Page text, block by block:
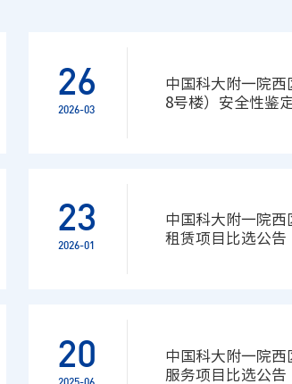
26
2026-03
中国科大附一院
8号楼）安全性鉴
23
2026-01
中国科大附一院
租赁项目比选公告
20
中国科大附一院
服务项目比选公告